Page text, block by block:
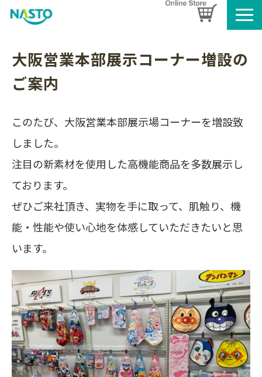
製品情報
名入れタオルのご案内
SDGsへの取り組み
大阪営業本部展示コーナー増設の
ご案内
このたび、大阪営業本部展示場コーナーを増設致
しました。
注目の新素材を使用した高機能商品を多数展示し
ております。
ぜひご来社頂き、実物を手に取って、肌触り、機
能・性能や使い心地を体感していただきたいと思
います。